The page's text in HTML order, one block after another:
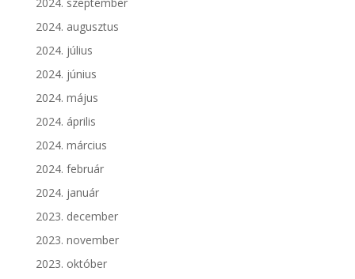
2024. augusztus
2024. július
2024. június
2024. május
2024. április
2024. március
2024. február
2024. január
2023. december
2023. november
2023. október